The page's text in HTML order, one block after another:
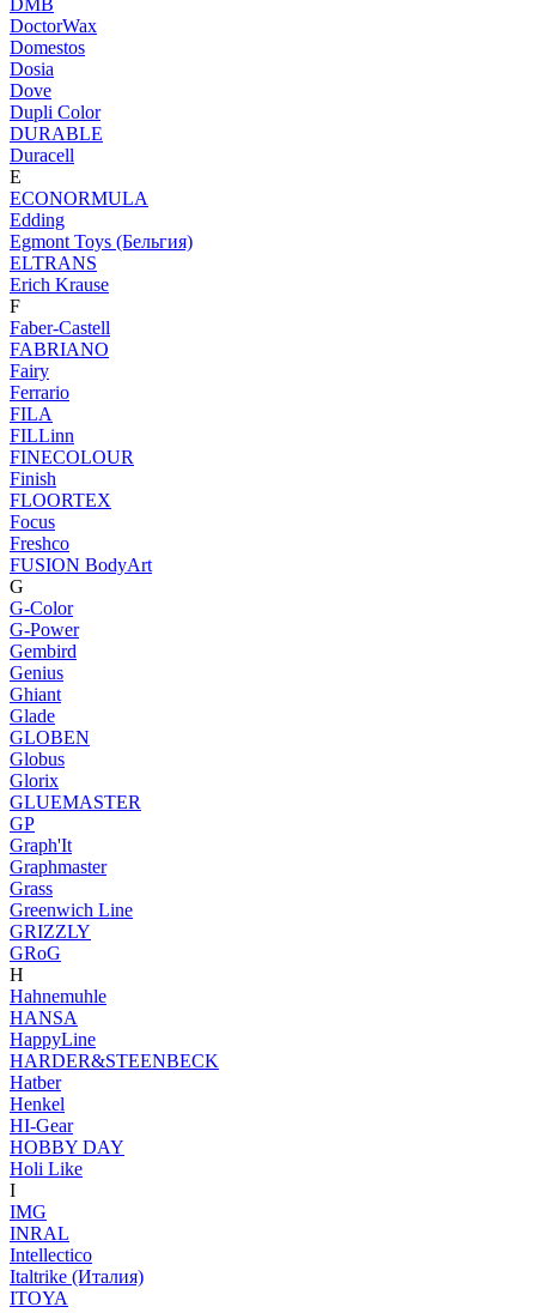
DMB
DoctorWax
Domestos
Dosia
Dove
Dupli Color
DURABLE
Duracell
E
ECONORMULA
Edding
Egmont Toys (Бельгия)
ELTRANS
Erich Krause
F
Faber-Castell
FABRIANO
Fairy
Ferrario
FILA
FILLinn
FINECOLOUR
Finish
FLOORTEX
Focus
Freshco
FUSION BodyArt
G
G-Color
G-Power
Gembird
Genius
Ghiant
Glade
GLOBEN
Globus
Glorix
GLUEMASTER
GP
Graph'It
Graphmaster
Grass
Greenwich Line
GRIZZLY
GRoG
H
Hahnemuhle
HANSA
HappyLine
HARDER&STEENBECK
Hatber
Henkel
HI-Gear
HOBBY DAY
Holi Like
I
IMG
INRAL
Intellectico
Italtrike (Италия)
ITOYA